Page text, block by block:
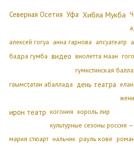
Северная Осетия Уфа Хибла Мукба
алексей гогуа анна гарнова апсуатеатр
бадра гумба видео виолетта маан
гумистинская
гәымсҭатәи абаллада день театра
ирон театр когония король лир
культурные сезоны россия
мария стюарт нальчик рауль кове